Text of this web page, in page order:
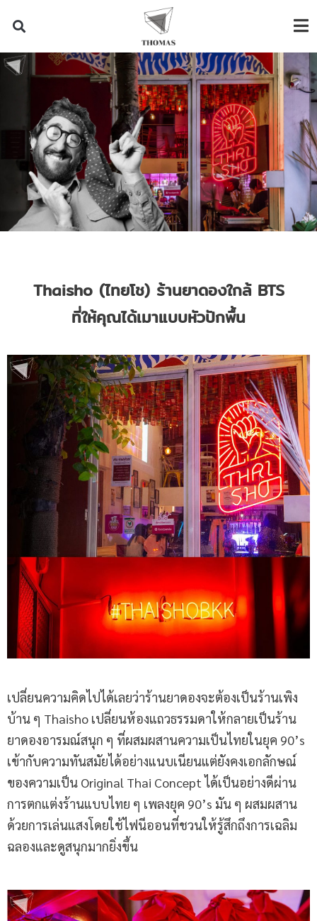
Thaisho (ไทยโช) ร้านยาดองใกล้ BTS
ที่ให้คุณได้เมาแบบหัวปักพื้น
เปลี่ยนความคิดไปได้เลยว่าร้านยาดองจะต้องเป็นร้านเพิง
บ้าน ๆ Thaisho เปลี่ยนห้องแถวธรรมดาให้กลายเป็นร้าน
ยาดองอารมณ์สนุก ๆ ที่ผสมผสานความเป็นไทยในยุค 90’s
เข้ากับความทันสมัยได้อย่างแนบเนียนแต่ยังคงเอกลักษณ์
ของความเป็น Original Thai Concept ได้เป็นอย่างดีผ่าน
การตกแต่งร้านแบบไทย ๆ เพลงยุค 90’s มัน ๆ ผสมผสาน
ด้วยการเล่นแสงโดยใช้ไฟนีออนที่ชวนให้รู้สึกถึงการเฉลิม
ฉลองและดูสนุกมากยิ่งขึ้น